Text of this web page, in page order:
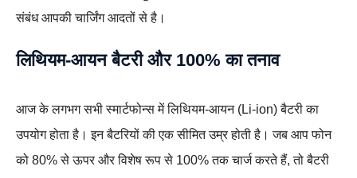
संबंध आपकी चार्जिंग आदतों से है।
लिथियम-आयन बैटरी और 100% का तनाव
आज के लगभग सभी स्मार्टफोन्स में लिथियम-आयन (Li-ion) बैटरी का
उपयोग होता है। इन बैटरियों की एक सीमित उम्र होती है। जब आप फोन
को 80% से ऊपर और विशेष रूप से 100% तक चार्ज करते हैं, तो बैटरी